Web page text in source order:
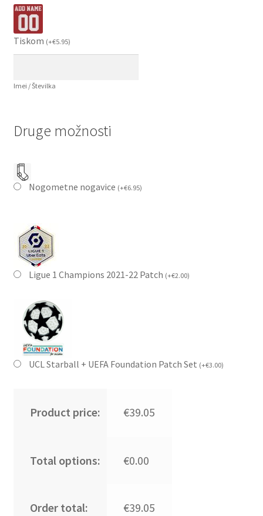
Tiskom (+€5.95)
Imei / Številka
Druge možnosti
Nogometne nogavice (+€6.95)
Ligue 1 Champions 2021-22 Patch (+€2.00)
UCL Starball + UEFA Foundation Patch Set (+€3.00)
Product price: €39.05
Total options: €0.00
Order total: €39.05